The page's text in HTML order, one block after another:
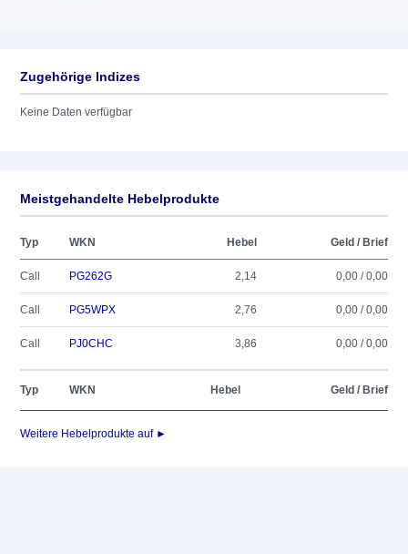
Zugehörige Indizes
Keine Daten verfügbar
Meistgehandelte Hebelprodukte
Typ WKN Hebel Geld / Brief
Call PG262G 2,14 0,00 / 0,00
Call PG5WPX 2,76 0,00 / 0,00
Call PJ0CHC 3,86 0,00 / 0,00
Typ WKN Hebel Geld / Brief
Weitere Hebelprodukte auf ►